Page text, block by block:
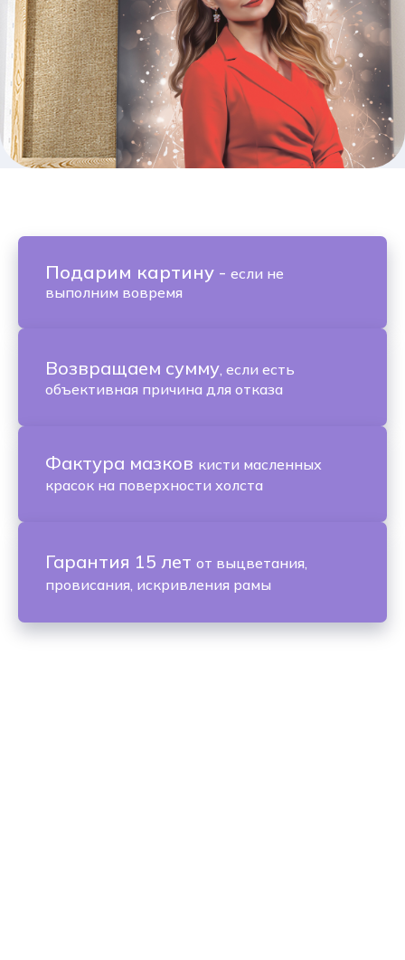
Подарим картину - если не
выполним вовремя
Возвращаем сумму, если есть
объективная причина для отказа
Фактура мазков кисти масленных
красок на поверхности холста
Гарантия 15 лет от выцветания,
провисания, искривления рамы